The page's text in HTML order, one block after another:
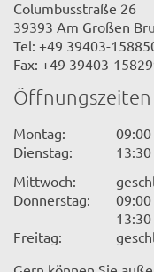
Columbusstraße 26
39393 Am Großen
Tel: +49 39403-
Fax: +49 39403-
Öffnungszeiten
Montag:
Dienstag:
Mittwoch:
Donnerstag:
Freitag: